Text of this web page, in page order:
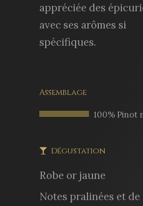
appréciée des
avec ses arômes si
spécifiques.
Assemblage
100% Pinot
Dégustation
Robe or jaune
Notes pralinées et